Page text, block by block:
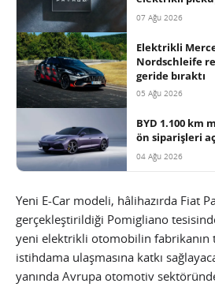
07 Ağu 2026
Elektrikli
Nordschleife
geride bıraktı
05 Ağu 2026
BYD 1.100 km
ön siparişleri
04 Ağu 2026
Yeni E-Car modeli, hâlihazırda Fiat
gerçekleştirildiği Pomigliano
yeni elektrikli otomobilin fabrikanın
istihdama ulaşmasına katkı
yanında Avrupa otomotiv